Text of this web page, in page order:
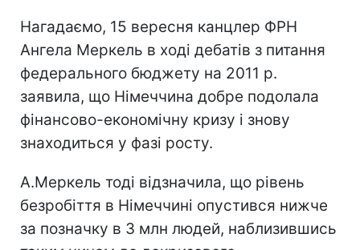
Нагадаємо, 15 вересня канцлер ФРН
Ангела Меркель в ході дебатів з питання
федерального бюджету на 2011 р.
заявила, що Німеччина добре подолала
фінансово-економічну кризу і знову
знаходиться у фазі росту.
А.Меркель тоді відзначила, що рівень
безробіття в Німеччині опустився нижче
за позначку в 3 млн людей, наблизившись